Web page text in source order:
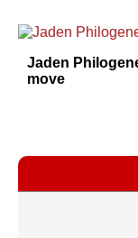
Jaden
move